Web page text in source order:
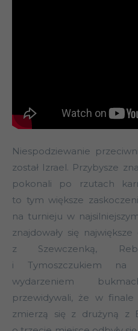
Niespodziewanie
został Izrael. Przybysze
pokonali po rzutach
to tym większe
na turnieju w
znajdowały się
z Szewczenką,
i Tymoszczukiem na
wydarzeniem
przewidywali, że w finale
zmierzą się z drużyną z